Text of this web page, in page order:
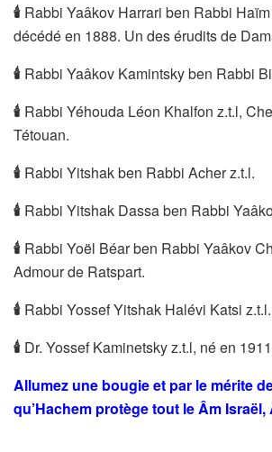
🕯 Rabbi Yaâkov Harrari ben Rabbi
décédé en 1888. Un des érudits de
🕯 Rabbi Yaâkov Kamintsky ben Rabbi
🕯 Rabbi Yéhouda Léon Khalfon z.t.l,
Tétouan.
🕯 Rabbi Yitshak ben Rabbi Acher z.t.l.
🕯 Rabbi Yitshak Dassa ben Rabbi
🕯 Rabbi Yoël Béar ben Rabbi Yaâkov
Admour de Ratspart.
🕯 Rabbi Yossef Yitshak Halévi Katsi z.t.l.
🕯 Dr. Yossef Kaminetsky z.t.l, né en
Allumez une bougie et par le mérite
qu’Hachem protège tout le Âm Israël,